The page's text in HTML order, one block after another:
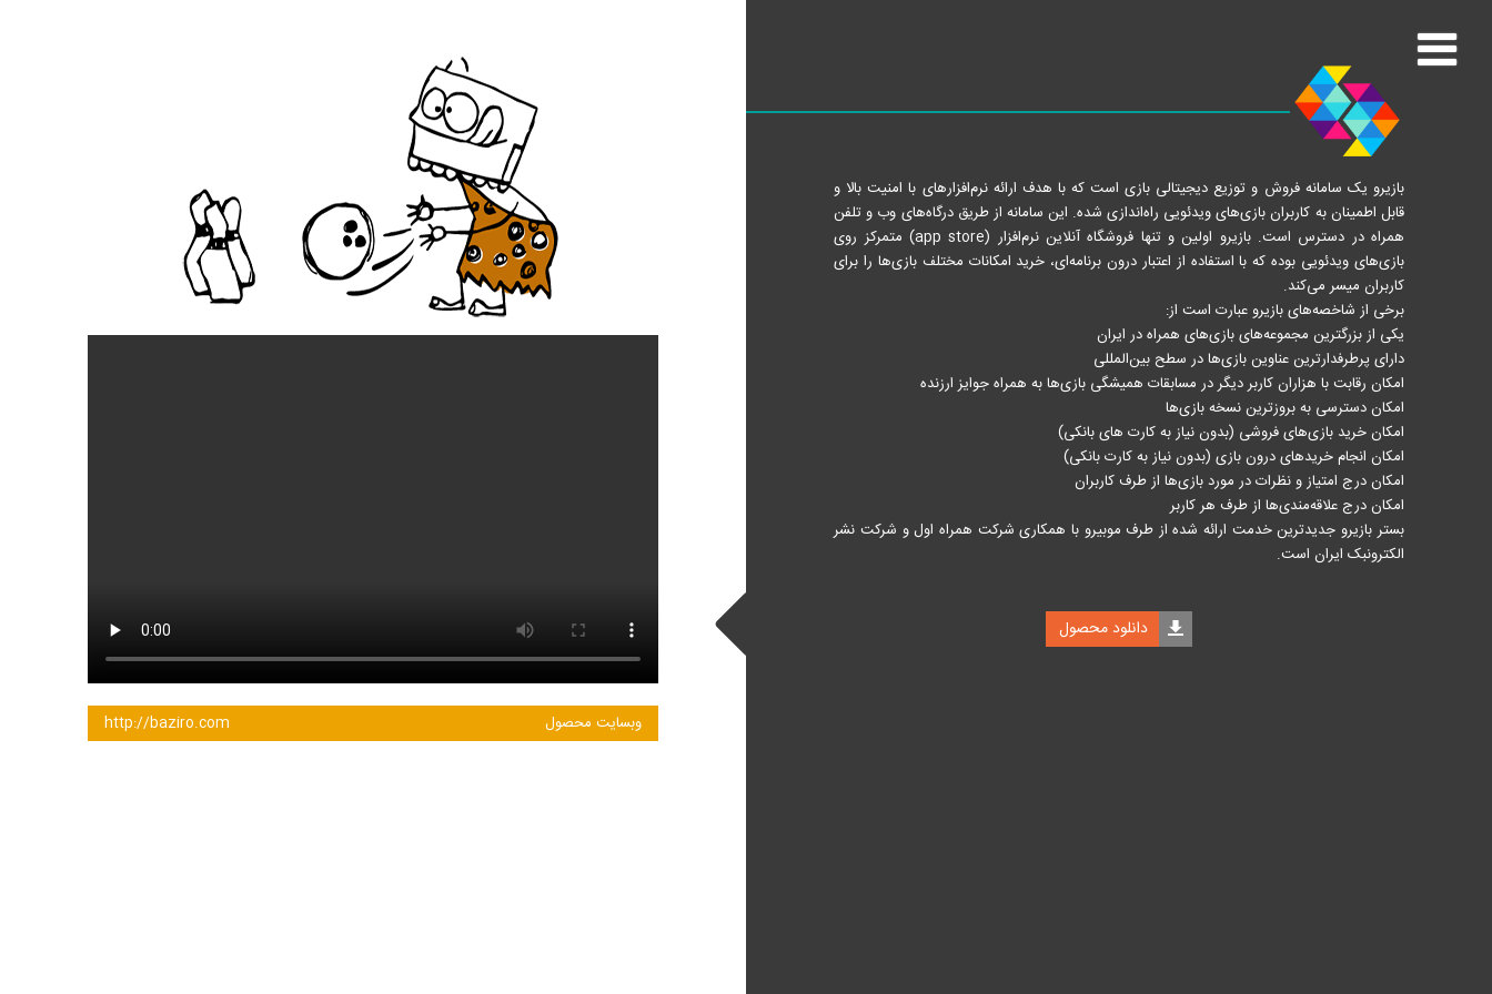
بازیرو یک سامانه فروش و توزیع دیجیتالی بازی است که با هدف ارائه نرم‌افزارهای با امنیت بالا و
قابل اطمینان به کاربران بازی‌های ویدئویی راه‌اندازی شده. این سامانه از طریق درگاه‌های وب و تلفن
همراه در دسترس است. بازیرو اولین و تنها فروشگاه آنلاین نرم‌افزار (app store) متمرکز روی
بازی‌های ویدئویی بوده که با استفاده از اعتبار درون برنامه‌ای، خرید امکانات مختلف بازی‌ها را برای
کاربران میسر می‌کند.
برخی از شاخصه‌های بازیرو عبارت است از:
یکی از بزرگترین مجموعه‌های بازی‌های همراه در ایران
دارای پرطرفدارترین عناوین بازی‌ها در سطح بین‌المللی
امکان رقابت با هزاران کاربر دیگر در مسابقات همیشگی بازی‌ها به همراه جوایز ارزنده
امکان دسترسی به بروزترین نسخه بازی‌ها
امکان خرید بازی‌های فروشی (بدون نیاز به کارت های بانکی)
امکان انجام خرید‌های درون بازی (بدون نیاز به کارت بانکی)
امکان درج امتیاز و نظرات در مورد بازی‌ها از طرف کاربران
امکان درج علاقه‌مندی‌ها از طرف هر کاربر
بستر بازیرو جدیدترین خدمت ارائه شده از طرف موبیرو با همکاری شرکت همراه اول و شرکت نشر
الکترونبک ایران است.
دانلود محصول
وبسایت محصول http://baziro.com